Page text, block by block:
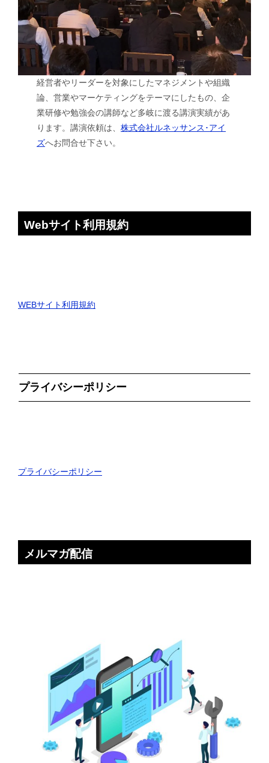
経営者やリーダーを対象にしたマネジメントや組織
論、営業やマーケティングをテーマにしたもの、企
業研修や勉強会の講師など多岐に渡る講演実績があ
ります。講演依頼は、株式会社ルネッサンス･アイ
ズへお問合せ下さい。
Webサイト利用規約
WEBサイト利用規約
プライバシーポリシー
プライバシーポリシー
メルマガ配信